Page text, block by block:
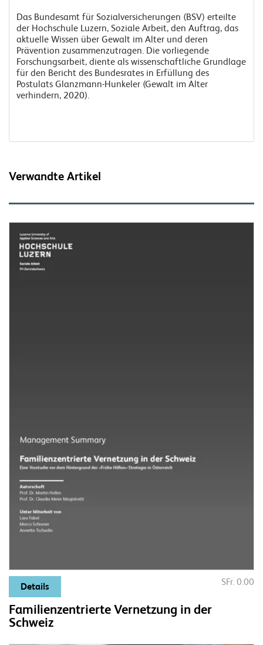
Das Bundesamt für Sozialversicherungen (BSV) erteilte
der Hochschule Luzern, Soziale Arbeit, den Auftrag, das
aktuelle Wissen über Gewalt im Alter und deren
Prävention zusammenzutragen. Die vorliegende
Forschungsarbeit, diente als wissenschaftliche Grundlage
für den Bericht des Bundesrates in Erfüllung des
Postulats Glanzmann-Hunkeler (Gewalt im Alter
verhindern, 2020).
Verwandte Artikel
Details SFr. 0.00
Familienzentrierte Vernetzung in der
Schweiz